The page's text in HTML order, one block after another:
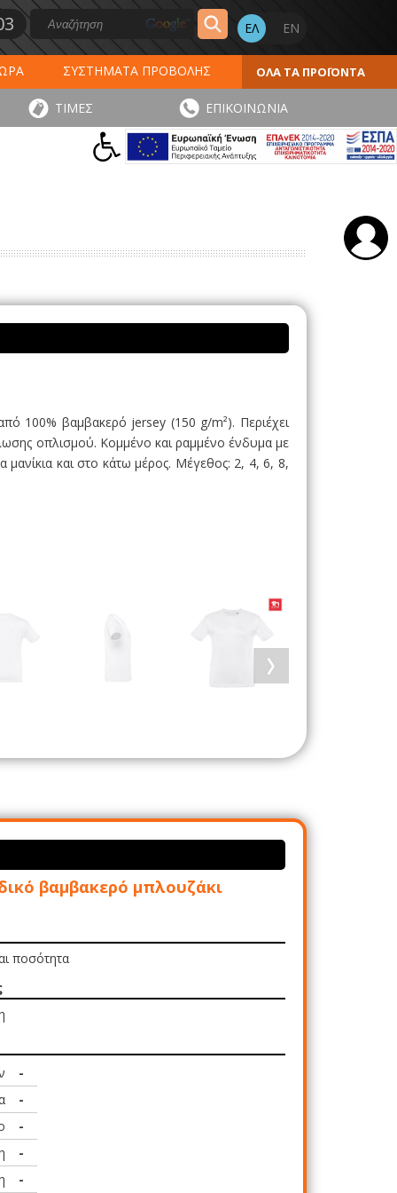
ΣΥΣΤΗΜΑΤΑ ΠΡΟΒΟΛΗΣ
2027
ΕΚΤΥΠΩΣΕΙΣ
ΑΥΤΟΚΟΛΛΗΤΑ - ΕΤΙΚΕΤΕΣ
ΟΛΑ ΤΑ ΠΡΟΪΟΝΤΑ
ΤΙΜΕΣ ΕΠΙΚΟΙΝΩΝΙΑ
100% βαμβακερό jersey (150 g/m²). Περιέχει
οπλισμού. Κομμένο και ραμμένο ένδυμα με
και στο κάτω μέρος. Μέγεθος: 2, 4, 6, 8,
βαμβακερό μπλουζάκι
ποσότητα
-
-
-
-
-